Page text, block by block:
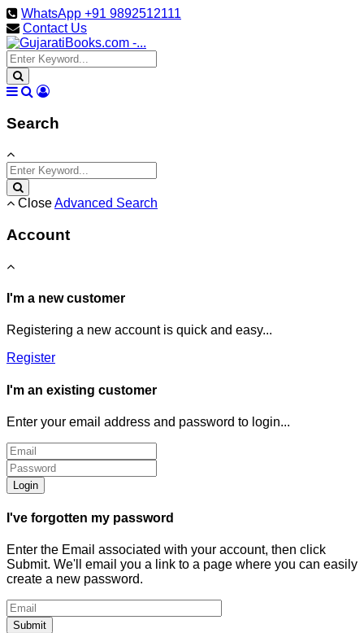
WhatsApp +91 9892512111
Contact Us
Search
CloseAdvanced Search
Account
I'm a new customer
Registering a new account is quick and easy...
Register
I'm an existing customer
Enter your email address and password to login...
Login
I've forgotten my password
Enter the Email associated with your account, then click
Submit. We'll email you a link to a page where you can easily
create a new password.
Submit